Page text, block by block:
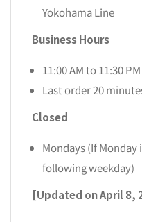
Yokohama Line
Business Hours
11:00 AM to 11:30 PM
Last order 20
Closed
Mondays (If Monday
following weekday)
[Updated on April 8,